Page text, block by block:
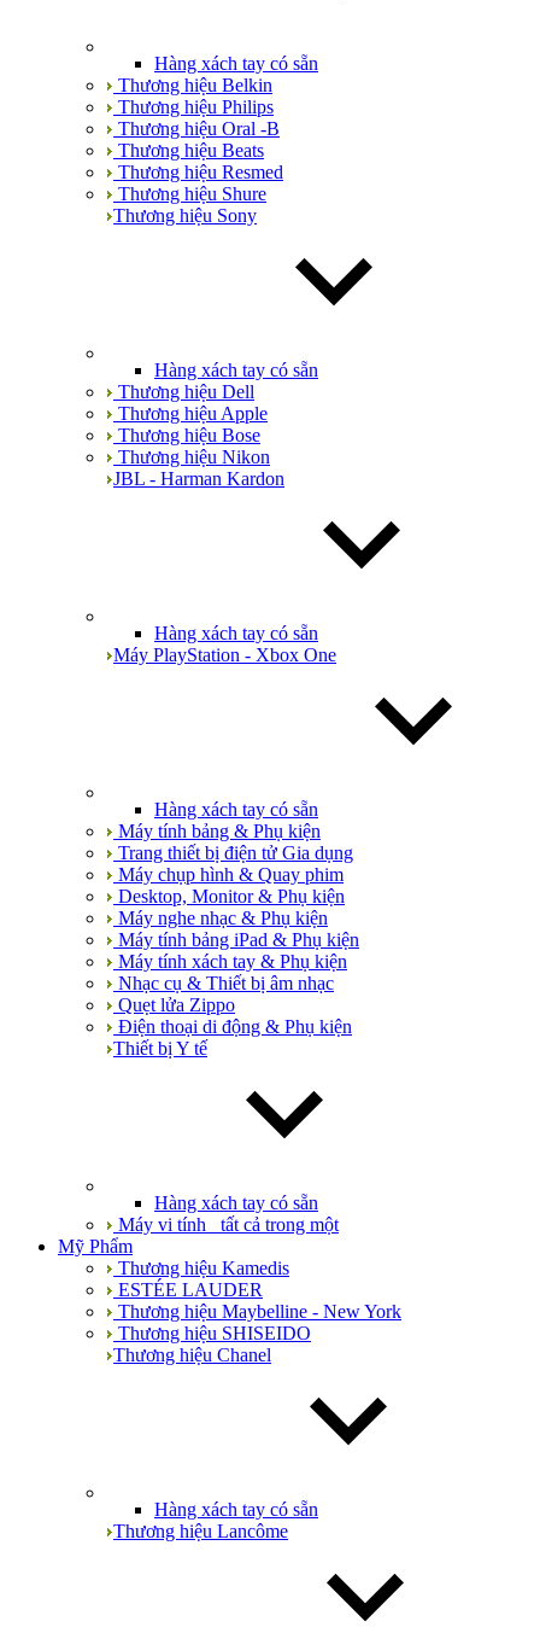
Hàng xách tay có sẵn
Thương hiệu Belkin
Thương hiệu Philips
Thương hiệu Oral -B
Thương hiệu Beats
Thương hiệu Resmed
Thương hiệu Shure
Thương hiệu Sony
Hàng xách tay có sẵn
Thương hiệu Dell
Thương hiệu Apple
Thương hiệu Bose
Thương hiệu Nikon
JBL - Harman Kardon
Hàng xách tay có sẵn
Máy PlayStation - Xbox One
Hàng xách tay có sẵn
Máy tính bảng & Phụ kiện
Trang thiết bị điện tử Gia dụng
Máy chụp hình & Quay phim
Desktop, Monitor & Phụ kiện
Máy nghe nhạc & Phụ kiện
Máy tính bảng iPad & Phụ kiện
Máy tính xách tay & Phụ kiện
Nhạc cụ & Thiết bị âm nhạc
Quẹt lửa Zippo
Điện thoại di động & Phụ kiện
Thiết bị Y tế
Hàng xách tay có sẵn
Máy vi tính_ tất cả trong một
Mỹ Phẩm
Thương hiệu Kamedis
ESTÉE LAUDER
Thương hiệu Maybelline - New York
Thương hiệu SHISEIDO
Thương hiệu Chanel
Hàng xách tay có sẵn
Thương hiệu Lancôme